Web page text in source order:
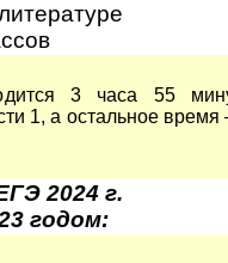
3 часа 55
1, а остальное
2024 г.
годом: